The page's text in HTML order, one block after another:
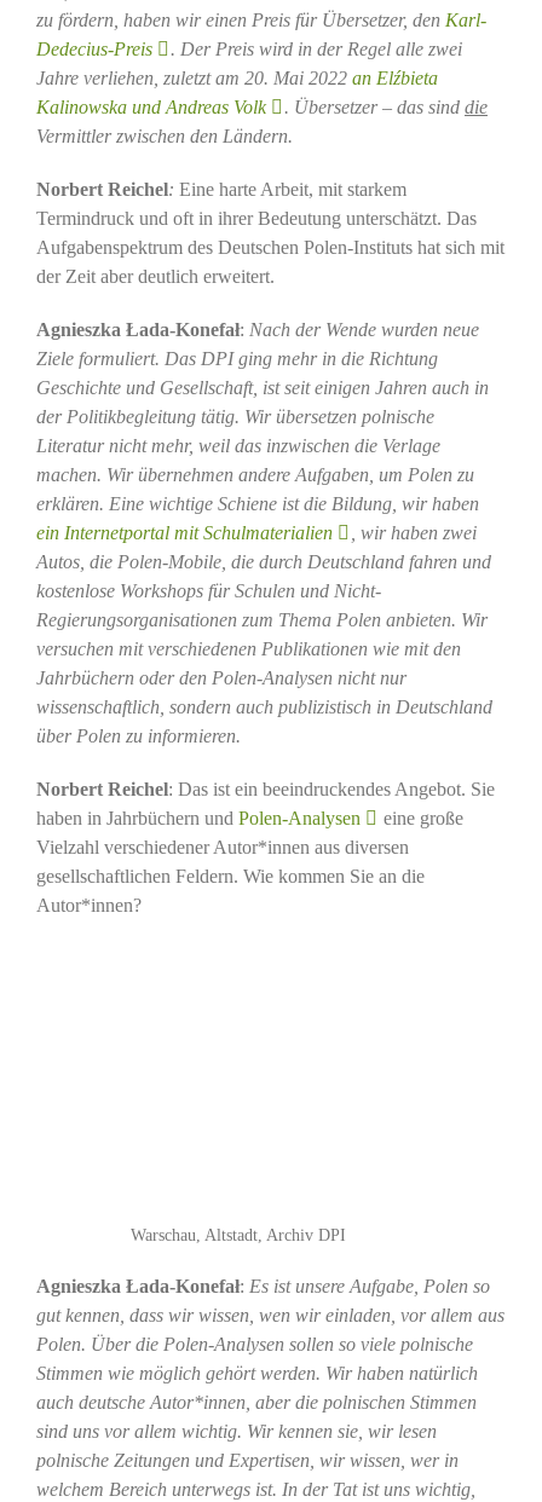
zu fördern, haben wir einen Preis für Übersetzer, den Karl-
Dedecius-Preis
. Der Preis wird in der Regel alle zwei
Jahre verliehen, zuletzt am 20. Mai 2022 an Elźbieta
Kalinowska und Andreas Volk
. Übersetzer – das sind die
Vermittler zwischen den Ländern.
Norbert Reichel: Eine harte Arbeit, mit starkem
Termindruck und oft in ihrer Bedeutung unterschätzt. Das
Aufgabenspektrum des Deutschen Polen-Instituts hat sich mit
der Zeit aber deutlich erweitert.
Agnieszka Łada-Konefał: Nach der Wende wurden neue
Ziele formuliert. Das DPI ging mehr in die Richtung
Geschichte und Gesellschaft, ist seit einigen Jahren auch in
der Politikbegleitung tätig. Wir übersetzen polnische
Literatur nicht mehr, weil das inzwischen die Verlage
machen. Wir übernehmen andere Aufgaben, um Polen zu
erklären. Eine wichtige Schiene ist die Bildung, wir haben
ein Internetportal mit Schulmaterialien
, wir haben zwei
Autos, die Polen-Mobile, die durch Deutschland fahren und
kostenlose Workshops für Schulen und Nicht-
Regierungsorganisationen zum Thema Polen anbieten. Wir
versuchen mit verschiedenen Publikationen wie mit den
Jahrbüchern oder den Polen-Analysen nicht nur
wissenschaftlich, sondern auch publizistisch in Deutschland
über Polen zu informieren.
Norbert Reichel: Das ist ein beeindruckendes Angebot. Sie
haben in Jahrbüchern und Polen-Analysen
eine große
Vielzahl verschiedener Autor*innen aus diversen
gesellschaftlichen Feldern. Wie kommen Sie an die
Autor*innen?
Warschau, Altstadt, Archiv DPI
Agnieszka Łada-Konefał: Es ist unsere Aufgabe, Polen so
gut kennen, dass wir wissen, wen wir einladen, vor allem aus
Polen. Über die Polen-Analysen sollen so viele polnische
Stimmen wie möglich gehört werden. Wir haben natürlich
auch deutsche Autor*innen, aber die polnischen Stimmen
sind uns vor allem wichtig. Wir kennen sie, wir lesen
polnische Zeitungen und Expertisen, wir wissen, wer in
welchem Bereich unterwegs ist. In der Tat ist uns wichtig,